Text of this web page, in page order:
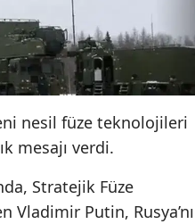
nesil füze teknolojileri
mesajı verdi.
Stratejik Füze
Vladimir Putin,